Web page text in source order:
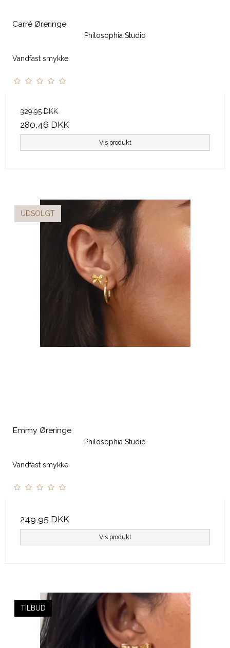
Carré Øreringe
Philosophia Studio
Vandfast smykke
329,95 DKK
280,46 DKK
Vis produkt
UDSOLGT
Emmy Øreringe
Philosophia Studio
Vandfast smykke
249,95 DKK
Vis produkt
TILBUD